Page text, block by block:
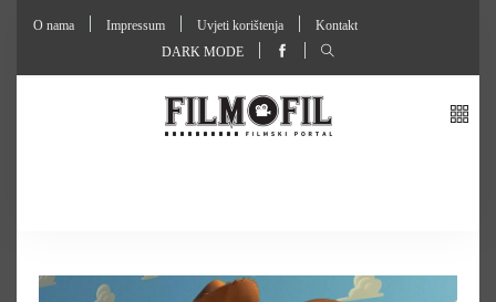
O nama Impressum Uvjeti korištenja
Kontakt
DARK MODE